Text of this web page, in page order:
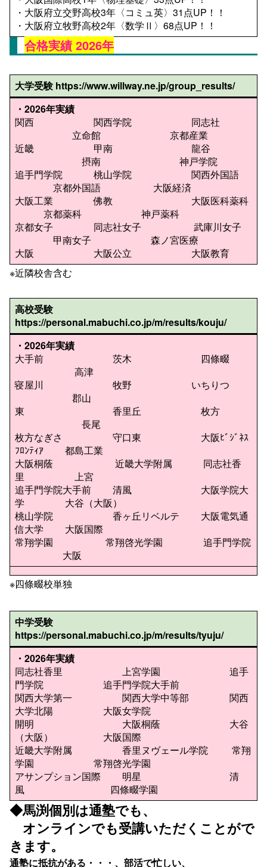
・大阪府立交野高校3年〈コミュ英〉31点UP！！
・大阪府立牧野高校2年〈数学Ⅱ〉68点UP！！
合格実績 2026年
大学受験 https://www.willway.ne.jp/group_results/
・ 2026年実績
関西 関西学院 同志社
立命館 京都産業
近畿 甲南 龍谷
摂南 神戸学院
追手門学院 桃山学院 関西外国語
京都外国語 大阪経済
大阪工業 佛教 大阪医科薬科
京都薬科 神戸薬科
京都女子 同志社女子 武庫川女子
甲南女子 森ノ宮医療
大阪 大阪公立 大阪教育
※近隣校舎含む
高校受験
https://personal.mabuchi.co.jp/m/results/kouju/
・ 2026年実績
大手前 茨木 四條畷
高津
寝屋川 牧野 いちりつ
郡山
東 香里丘 枚方
長尾
枚方なぎさ 守口東 大阪ﾋﾞｼﾞﾈｽ
ﾌﾛﾝﾃｨｱ 都島工業
大阪桐蔭 近畿大学附属 同志社香
里 上宮
追手門学院大手前 清風 大阪学院大
学 大谷（大阪）
桃山学院 香ヶ丘リベルテ 大阪電気通
信大学 大阪国際
常翔学園 常翔啓光学園 追手門学院
大阪
※四條畷校単独
中学受験
https://personal.mabuchi.co.jp/m/results/tyuju/
・ 2026年実績
同志社香里 上宮学園 追手
門学院 追手門学院大手前
関西大学第一 関西大学中等部 関西
大学北陽 大阪女学院
開明 大阪桐蔭 大谷
（大阪） 大阪国際
近畿大学附属 香里ヌヴェール学院 常翔
学園 常翔啓光学園
アサンプション国際 明星 清
風 四條畷学園
◆馬渕個別は通塾でも、
オンラインでも受講いただくことがで
きます。
通塾に抵抗がある・・・、部活で忙しい、